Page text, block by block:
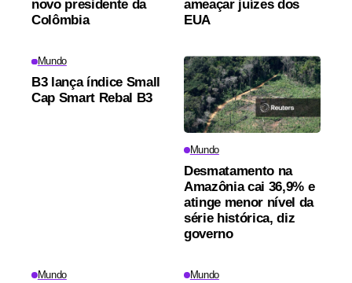
novo presidente da
Colômbia
ameaçar juízes dos
EUA
Mundo
B3 lança índice Small
Cap Smart Rebal B3
Mundo
Desmatamento na
Amazônia cai 36,9% e
atinge menor nível da
série histórica, diz
governo
Mundo Mundo